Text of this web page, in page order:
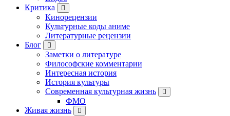
Критика
Кинорецензии
Культурные коды аниме
Литературные рецензии
Блог
Заметки о литературе
Философские комментарии
Интересная история
История культуры
Современная культурная жизнь
ФМО
Живая жизнь